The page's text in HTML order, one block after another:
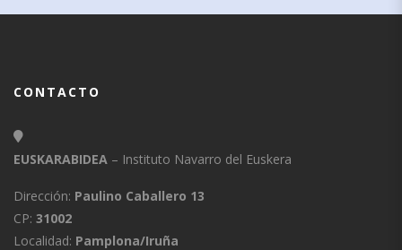
CONTACTO
EUSKARABIDEA – Instituto Navarro del Euskera
Dirección: Paulino Caballero 13
CP: 31002
Localidad: Pamplona/Iruña